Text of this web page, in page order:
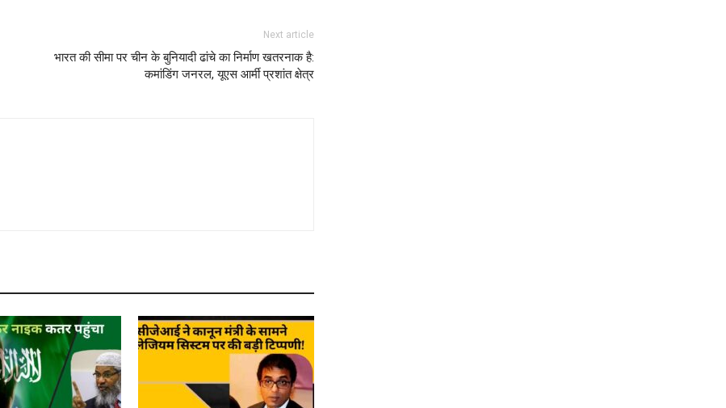
Next article
भारत की सीमा पर चीन के बुनियादी ढांचे का निर्माण खतरनाक है:
कमांडिंग जनरल, यूएस आर्मी प्रशांत क्षेत्र